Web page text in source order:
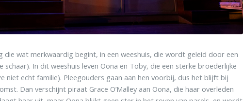
die wat merkwaardig begint, in een weeshuis, die wordt geleid door een
schaar). In dit weeshuis leven Oona en Toby, die een sterke broederlijke
niet echt familie). Pleegouders gaan aan hen voorbij, dus het blijft bij
Dan verschijnt piraat Grace O’Malley aan Oona, die haar overleden